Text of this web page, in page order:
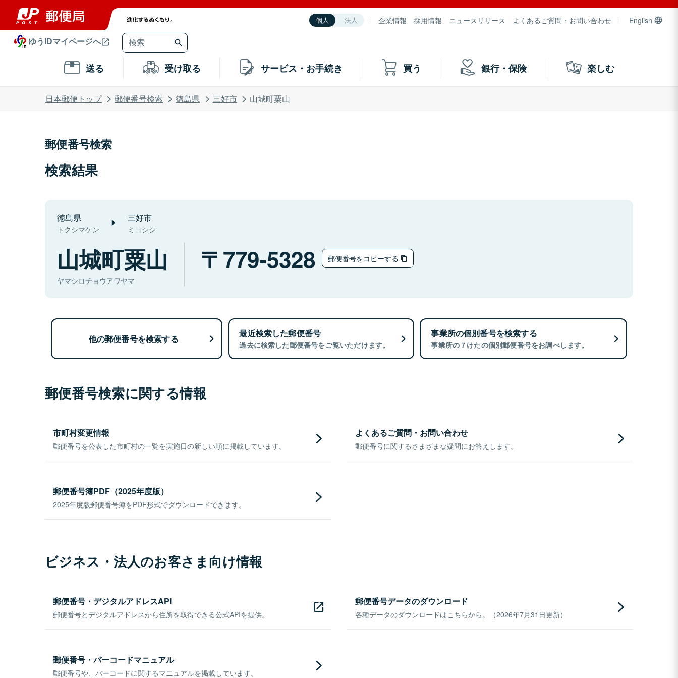
個人 法人 企業情報 採用情報 ニュースリリース よくあるご質問・お問い合わせ English
ゆうIDマイページへ
送る 受け取る サービス・お手続き 買う 銀行・保険 楽しむ
日本郵便トップ 郵便番号検索 徳島県 三好市 山城町粟山
郵便番号検索
検索結果
徳島県
トクシマケン
三好市
ミヨシシ
山城町粟山
ヤマシロチョウアワヤマ
779-5328 郵便番号をコピーする
他の郵便番号を検索する 最近検索した郵便番号
過去に検索した郵便番号をご覧いただけます。
事業所の個別番号を検索する
事業所の７けたの個別郵便番号をお調べします。
郵便番号検索に関する情報
市町村変更情報
郵便番号を公表した市町村の一覧を実施日の新しい順に掲載しています。
よくあるご質問・お問い合わせ
郵便番号に関するさまざまな疑問にお答えします。
郵便番号簿PDF（2025年度版）
2025年度版郵便番号簿をPDF形式でダウンロードできます。
ビジネス・法人のお客さま向け情報
郵便番号・デジタルアドレスAPI
郵便番号とデジタルアドレスから住所を取得できる公式APIを提供。
郵便番号データのダウンロード
各種データのダウンロードはこちらから。（2026年7月31日更新）
郵便番号・バーコードマニュアル
郵便番号や、バーコードに関するマニュアルを掲載しています。